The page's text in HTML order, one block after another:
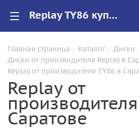
Replay TY86 купить в Саратове, низкие цены на автомобильные диски
Главная страница - Каталог - Диски
Диски от производителя Replay в
Replay от производителя TY86 в
Replay от
Саратове